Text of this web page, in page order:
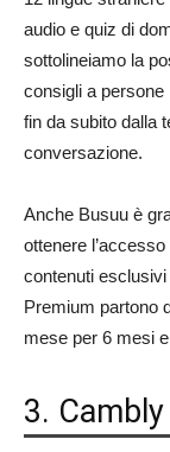
audio e quiz di
sottolineiamo la
consigli a persone
fin da subito dalla
conversazione.
Anche Busuu è
ottenere
contenuti
Premium partono
mese per 6 mesi
3. Cambly